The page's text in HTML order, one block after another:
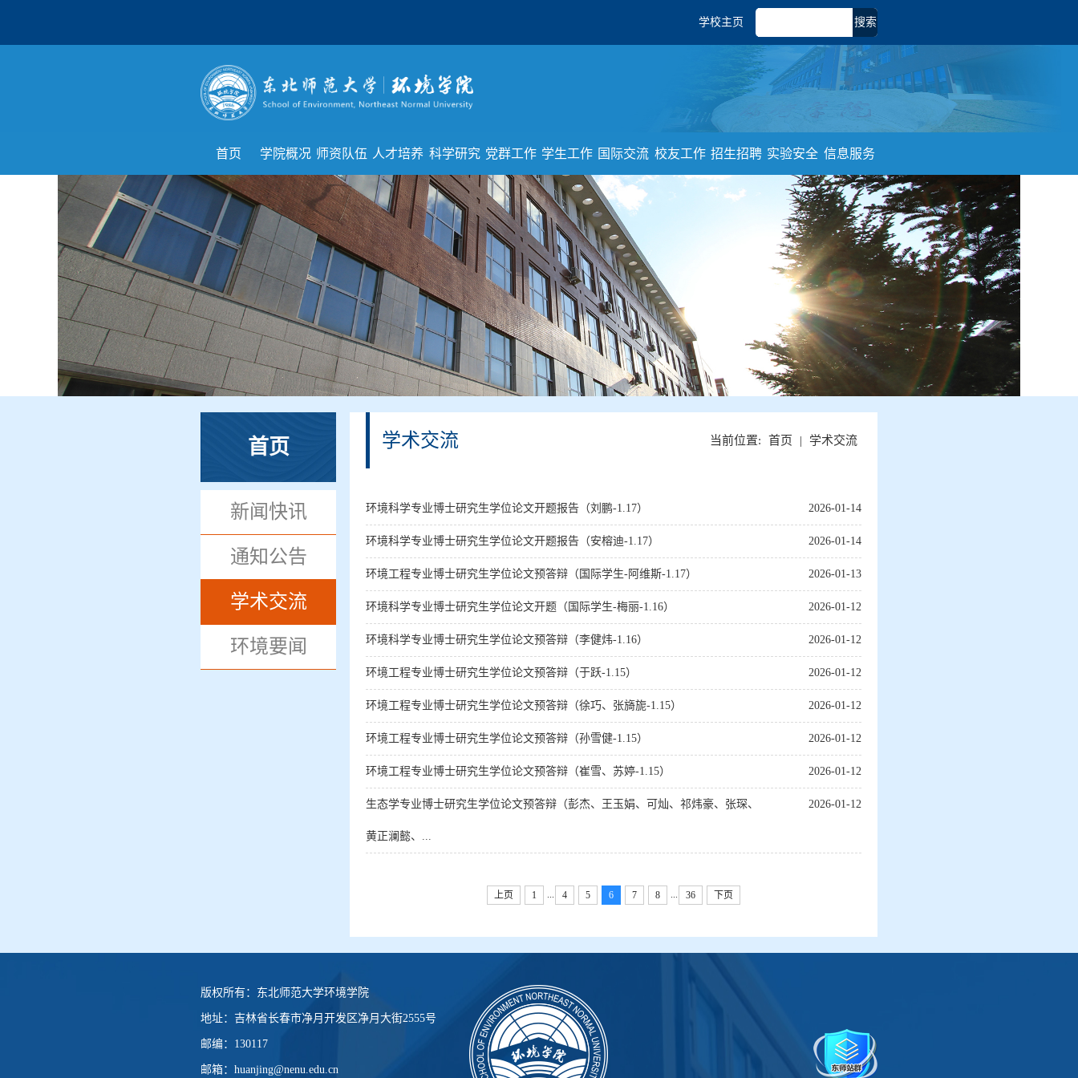
搜索
学校主页
首页 学院概况 师资队伍 人才培养 科学研究 党群工作 学生工作 国际交流 校友工作 招生招聘 实验安全 信息服务
首页
新闻快讯
通知公告
学术交流
环境要闻
学术交流 当前位置: 首页 | 学术交流
环境科学专业博士研究生学位论文开题报告（刘鹏-1.17） 2026-01-14
环境科学专业博士研究生学位论文开题报告（安榕迪-1.17） 2026-01-14
环境工程专业博士研究生学位论文预答辩（国际学生-阿维斯-1.17） 2026-01-13
环境科学专业博士研究生学位论文开题（国际学生-梅丽-1.16） 2026-01-12
环境科学专业博士研究生学位论文预答辩（李健炜-1.16） 2026-01-12
环境工程专业博士研究生学位论文预答辩（于跃-1.15） 2026-01-12
环境工程专业博士研究生学位论文预答辩（徐巧、张旖旎-1.15） 2026-01-12
环境工程专业博士研究生学位论文预答辩（孙雪健-1.15） 2026-01-12
环境工程专业博士研究生学位论文预答辩（崔雪、苏婷-1.15） 2026-01-12
生态学专业博士研究生学位论文预答辩（彭杰、王玉娟、可灿、祁炜豪、张琛、
黄正澜懿、...
2026-01-12
上页 1 ... 4 5 6 7 8 ... 36 下页
版权所有： 东北师范大学环境学院
地址：吉林省长春市净月开发区净月大街2555号
邮编： 130117
邮箱：huanjing@nenu.edu.cn